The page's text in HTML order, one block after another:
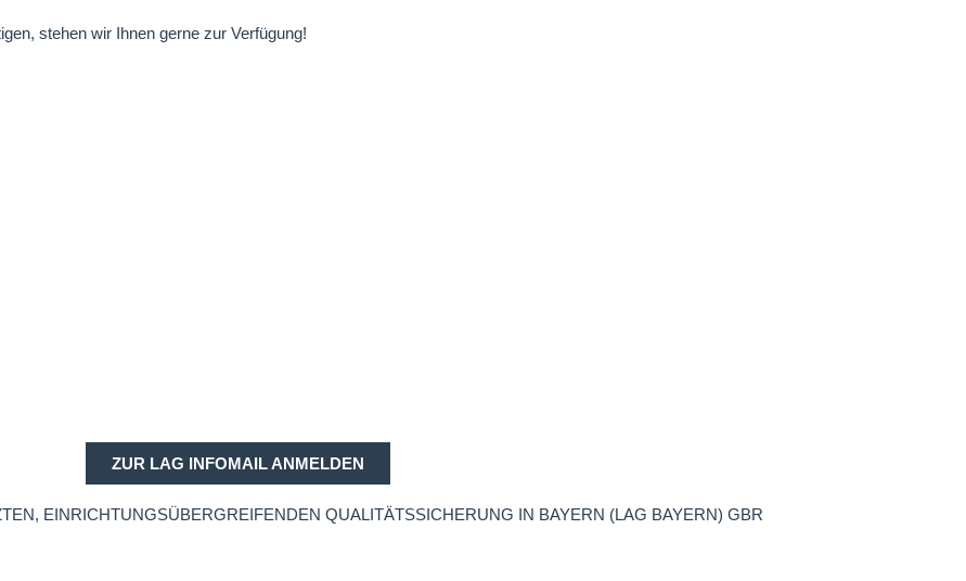
stehen wir Ihnen gerne zur Verfügung!
ZUR LAG INFOMAIL ANMELDEN
EINRICHTUNGSÜBERGREIFENDEN QUALITÄTSSICHERUNG IN BAYERN (LAG BAYERN) GBR